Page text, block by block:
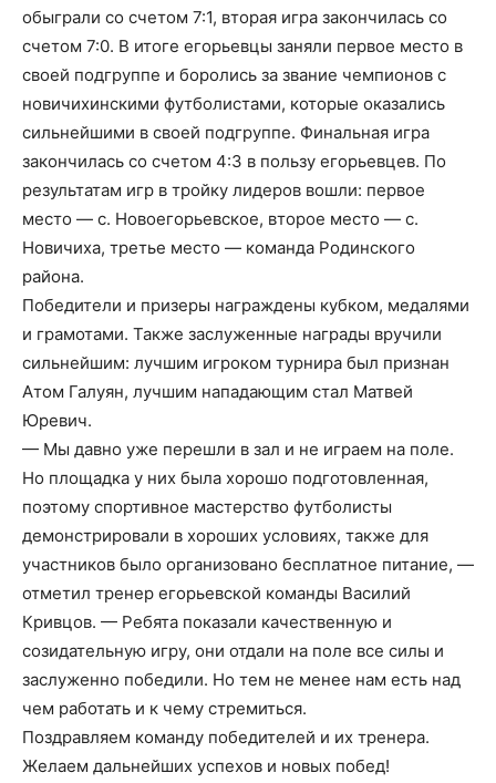
обыграли со счетом 7:1, вторая игра закончилась со
счетом 7:0. В итоге егорьевцы заняли первое место в
своей подгруппе и боролись за звание чемпионов с
новичихинскими футболистами, которые оказались
сильнейшими в своей подгруппе. Финальная игра
закончилась со счетом 4:3 в пользу егорьевцев. По
результатам игр в тройку лидеров вошли: первое
место — с. Новоегорьевское, второе место — с.
Новичиха, третье место — команда Родинского
района.
Победители и призеры награждены кубком, медалями
и грамотами. Также заслуженные награды вручили
сильнейшим: лучшим игроком турнира был признан
Атом Галуян, лучшим нападающим стал Матвей
Юревич.
— Мы давно уже перешли в зал и не играем на поле.
Но площадка у них была хорошо подготовленная,
поэтому спортивное мастерство футболисты
демонстрировали в хороших условиях, также для
участников было организовано бесплатное питание, —
отметил тренер егорьевской команды Василий
Кривцов. — Ребята показали качественную и
созидательную игру, они отдали на поле все силы и
заслуженно победили. Но тем не менее нам есть над
чем работать и к чему стремиться.
Поздравляем команду победителей и их тренера.
Желаем дальнейших успехов и новых побед!